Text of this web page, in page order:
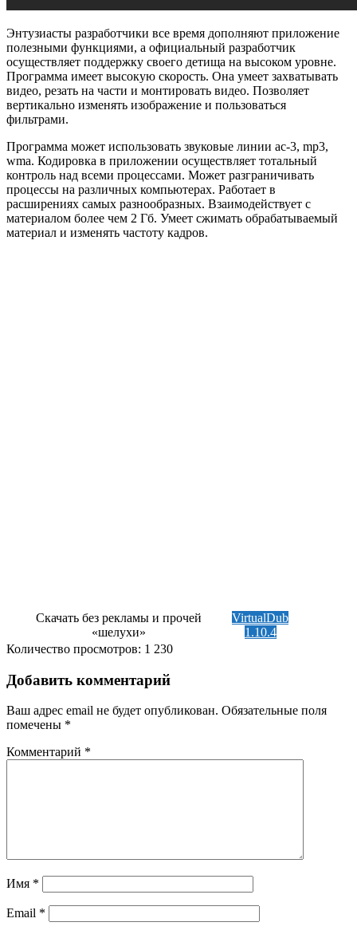
Энтузиасты разработчики все время дополняют приложение
полезными функциями, а официальный разработчик
осуществляет поддержку своего детища на высоком уровне.
Программа имеет высокую скорость. Она умеет захватывать
видео, резать на части и монтировать видео. Позволяет
вертикально изменять изображение и пользоваться
фильтрами.
Программа может использовать звуковые линии ас-3, mp3,
wma. Кодировка в приложении осуществляет тотальный
контроль над всеми процессами. Может разграничивать
процессы на различных компьютерах. Работает в
расширениях самых разнообразных. Взаимодействует с
материалом более чем 2 Гб. Умеет сжимать обрабатываемый
материал и изменять частоту кадров.
Скачать без рекламы и прочей
«шелухи»
VirtualDub
1.10.4
Количество просмотров: 1 230
Добавить комментарий
Ваш адрес email не будет опубликован. Обязательные поля
помечены *
Комментарий *
Имя *
Email *